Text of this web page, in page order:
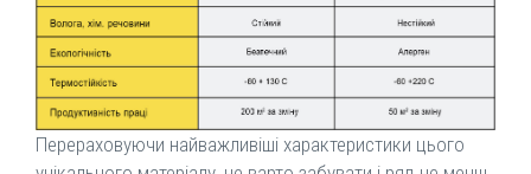
Перераховуючи найважливіші характеристики цього